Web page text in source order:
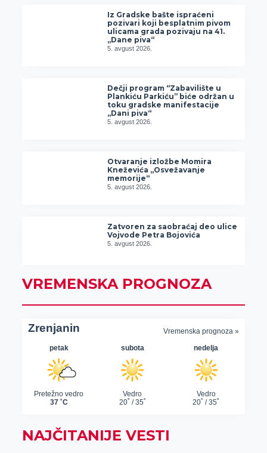
Iz Gradske bašte ispraćeni
pozivari koji besplatnim pivom
ulicama grada pozivaju na 41.
„Dane piva“
5. avgust 2026.
Dečji program “Zabavilište u
Plankiću Parkiću” biće održan u
toku gradske manifestacije
„Dani piva“
5. avgust 2026.
Otvaranje izložbe Momira
Kneževića „Osvežavanje
memorije“
5. avgust 2026.
Zatvoren za saobraćaj deo ulice
Vojvode Petra Bojovića
5. avgust 2026.
VREMENSKA PROGNOZA
NAJČITANIJE VESTI